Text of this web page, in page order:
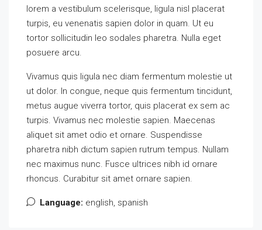
lorem a vestibulum scelerisque, ligula nisl placerat
turpis, eu venenatis sapien dolor in quam. Ut eu
tortor sollicitudin leo sodales pharetra. Nulla eget
posuere arcu.
Vivamus quis ligula nec diam fermentum molestie ut
ut dolor. In congue, neque quis fermentum tincidunt,
metus augue viverra tortor, quis placerat ex sem ac
turpis. Vivamus nec molestie sapien. Maecenas
aliquet sit amet odio et ornare. Suspendisse
pharetra nibh dictum sapien rutrum tempus. Nullam
nec maximus nunc. Fusce ultrices nibh id ornare
rhoncus. Curabitur sit amet ornare sapien.
Language: english, spanish